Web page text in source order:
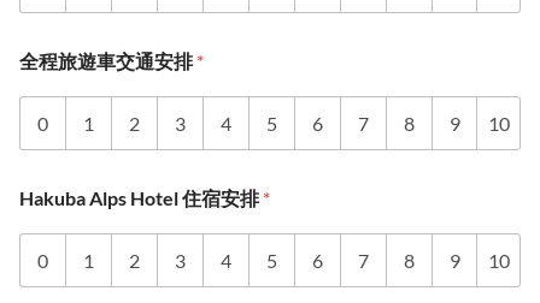
全程旅遊車交通安排*
0 1 2 3 4 5 6 7 8 9 10
Hakuba Alps Hotel 住宿安排*
0 1 2 3 4 5 6 7 8 9 10